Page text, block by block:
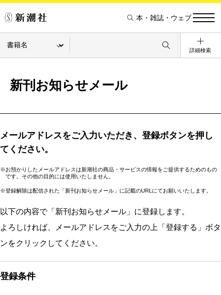
本・雑誌・ウェブ
詳細検索
新刊お知らせメール
メールアドレスをご入力いただき、登録ボタンを押し
てください。
※お預かりしたメールアドレスは新潮社の商品・サービスの情報をご提供するためのもの
です。その他の目的には使用いたしません。
※登録解除は配信された「新刊お知らせメール」に記載のURLにてお願いいたします。
以下の内容で「新刊お知らせメール」に登録します。
よろしければ、メールアドレスをご入力の上「登録する」ボタ
ンをクリックしてください。
登録条件